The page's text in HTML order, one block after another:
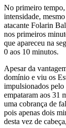
No primeiro
intensidade,
atacante Folarin
nos primeiros
que apareceu na
0 aos 10 minutos.
Apesar da
domínio e viu os
impulsionados
empataram aos 31
uma cobrança de
pois apenas dois
desta vez de